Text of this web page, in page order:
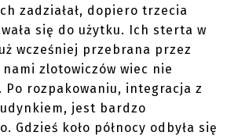
zadziałał, dopiero trzecia
się do użytku. Ich sterta w
wcześniej przebrana przez
zlotowiczów wiec nie
rozpakowaniu, integracja z
jest bardzo
Gdzieś koło północy odbyła się